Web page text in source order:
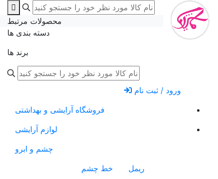
دسته بندی ها
برند ها
محصولات مرتبط
ورود / ثبت نام
فروشگاه آرایشی و بهداشتی
لوازم آرایشی
چشم و ابرو
ریمل
خط چشم